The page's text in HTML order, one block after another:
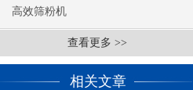
高效筛粉机
查看更多 >>
相关文章